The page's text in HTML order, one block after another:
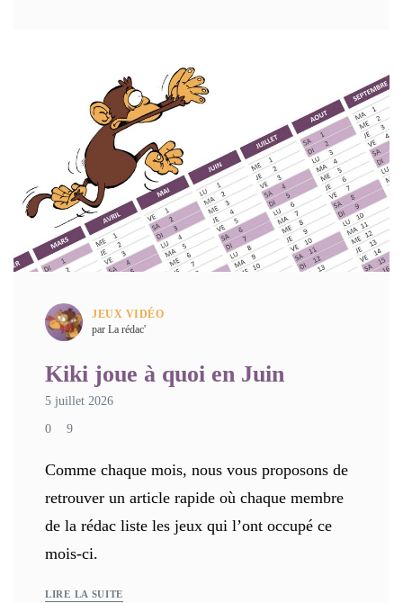
JEUX VIDÉO
par La rédac'
Kiki joue à quoi en Juin
5 juillet 2026
0 9
Comme chaque mois, nous vous proposons de
retrouver un article rapide où chaque membre
de la rédac liste les jeux qui l’ont occupé ce
mois-ci.
LIRE LA SUITE